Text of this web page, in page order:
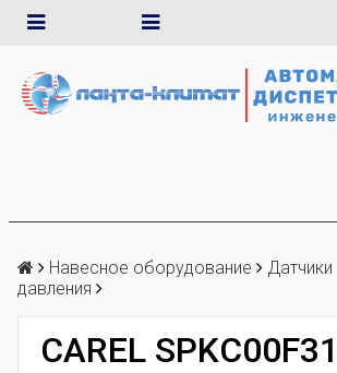
Навесное оборудование
Датчики
давления
CAREL